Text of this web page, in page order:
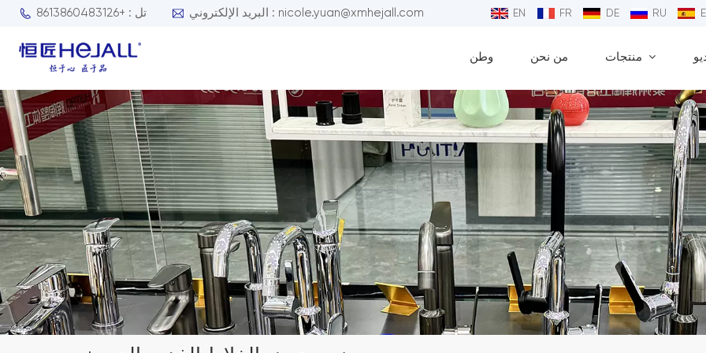
تل : +8613860483126 البريد الإلكتروني : nicole.yuan@xmhejall.com EN FR DE RU
وطن من نحن